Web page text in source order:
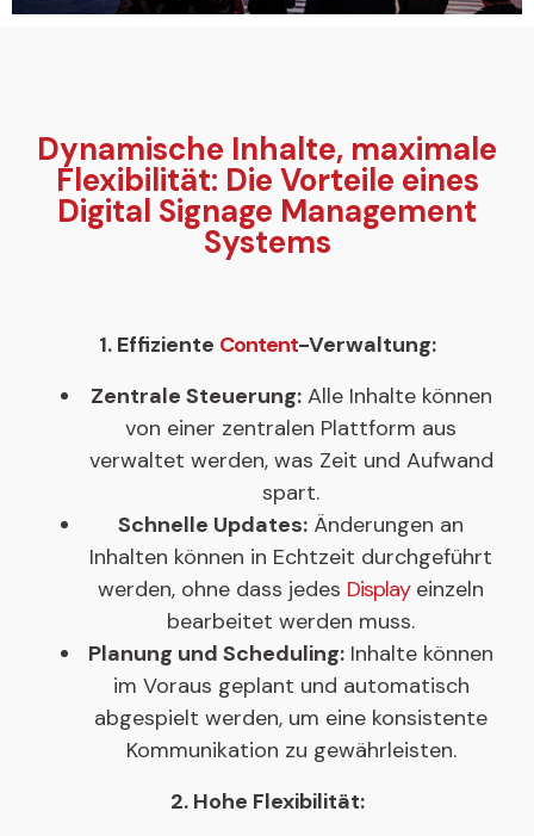
Dynamische Inhalte, maximale
Flexibilität: Die Vorteile eines
Digital Signage Management
Systems
1. Effiziente Content-Verwaltung:
Zentrale Steuerung:Alle Inhalte können
von einer zentralen Plattform aus
verwaltet werden, was Zeit und Aufwand
spart.
Schnelle Updates: Änderungen an
Inhalten können in Echtzeit durchgeführt
werden, ohne dass jedes Displayeinzeln
bearbeitet werden muss.
Planung und Scheduling: Inhalte können
im Voraus geplant und automatisch
abgespielt werden, um eine konsistente
Kommunikation zu gewährleisten.
2. Hohe Flexibilität: